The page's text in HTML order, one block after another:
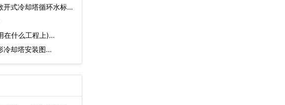
开式冷却塔循环水标
在什么工程上)…
冷却塔安装图…